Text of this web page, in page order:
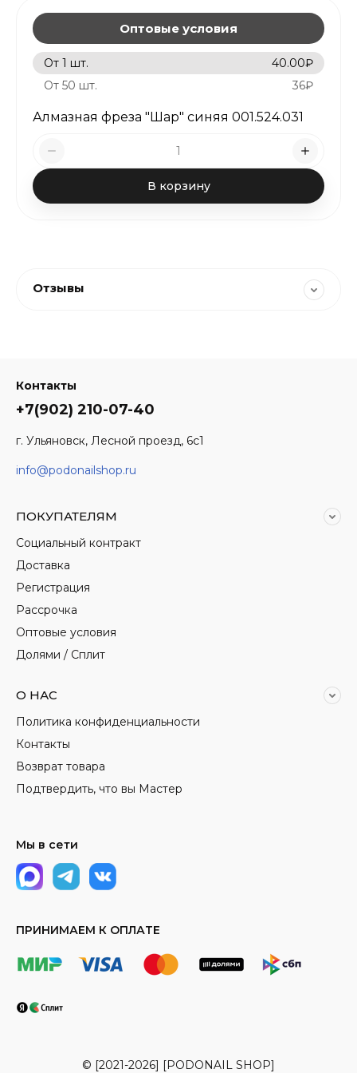
Оптовые условия
От 1 шт. 40.00₽
От 50 шт.
36₽
Алмазная фреза "Шар" синяя 001.524.031
В корзину
Отзывы
Контакты
+7(902) 210-07-40
г. Ульяновск, Лесной проезд, 6с1
info@podonailshop.ru
ПОКУПАТЕЛЯМ
Социальный контракт
Доставка
Регистрация
Рассрочка
Оптовые условия
Долями / Сплит
О НАС
Политика конфиденциальности
Контакты
Возврат товара
Подтвердить, что вы Мастер
Мы в сети
ПРИНИМАЕМ К ОПЛАТЕ
© [2021-2026] [PODONAIL SHOP]